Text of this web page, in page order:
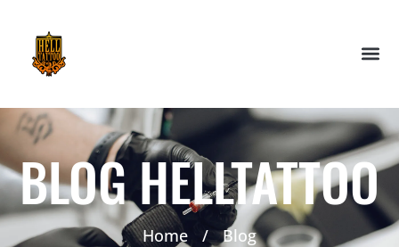
BLOG HELLTATTOO
Home / Blog